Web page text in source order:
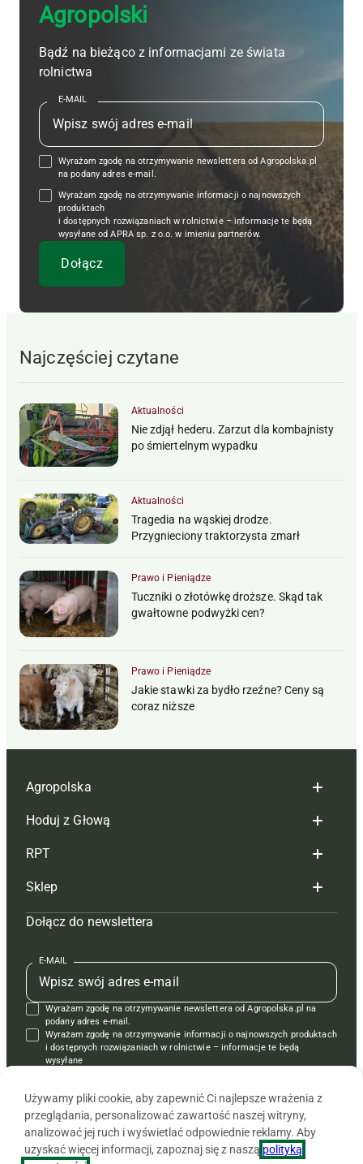
Agropolski
Bądź na bieżąco z informacjami ze świata
rolnictwa
E-MAIL
Wyrażam zgodę na otrzymywanie newslettera od Agropolska.pl
na podany adres e-mail.
Wyrażam zgodę na otrzymywanie informacji o najnowszych
produktach
i dostępnych rozwiązaniach w rolnictwie – informacje te będą
wysyłane od APRA sp. z o.o. w imieniu partnerów.
Najczęściej czytane
Aktualności
Nie zdjął hederu. Zarzut dla kombajnisty
po śmiertelnym wypadku
Aktualności
Tragedia na wąskiej drodze.
Przygnieciony traktorzysta zmarł
Prawo i Pieniądze
Tuczniki o złotówkę droższe. Skąd tak
gwałtowne podwyżki cen?
Prawo i Pieniądze
Jakie stawki za bydło rzeźne? Ceny są
coraz niższe
Agropolska
Redakcja
Reklama
Tagi
Mapa serwisu
Kontakt
Regulamin
Polityka prywatności
Hoduj z Głową
Hoduj z głową bydło
Hoduj z głową świnie
Prenumerata
Redakcja
Kontakt
Reklama
RPT
Redakcja
Prenumerata
Reklama
Kontakt
Krzyżówki
Sklep
Czasopisma i prenumerata
Książki
Regulamin
Dołącz do newslettera
E-MAIL
Wyrażam zgodę na otrzymywanie newslettera od Agropolska.pl na
podany adres e-mail.
Wyrażam zgodę na otrzymywanie informacji o najnowszych produktach
i dostępnych rozwiązaniach w rolnictwie – informacje te będą
wysyłane
Używamy pliki cookie, aby zapewnić Ci najlepsze wrażenia z
przeglądania, personalizować zawartość naszej witryny,
analizować jej ruch i wyświetlać odpowiednie reklamy. Aby
uzyskać więcej informacji, zapoznaj się z naszą polityką